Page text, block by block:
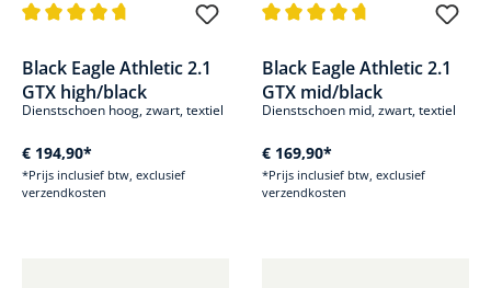
Black Eagle Athletic 2.1
GTX high/black
Dienstschoen hoog, zwart, textiel
€ 194,90*
*Prijs inclusief btw, exclusief
verzendkosten
Black Eagle Athletic 2.1
GTX mid/black
Dienstschoen mid, zwart, textiel
€ 169,90*
*Prijs inclusief btw, exclusief
verzendkosten